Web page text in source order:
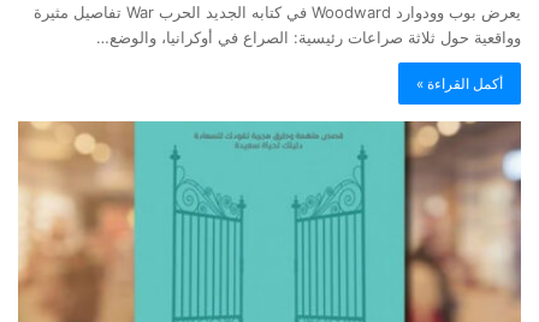
يعرض بوب وودوارد Woodward في كتابه الجديد الحرب War تفاصيل مثيرة
وواقعية حول ثلاثة صراعات رئيسية: الصراع في أوكرانيا، والوضع…
أكمل القراءة »